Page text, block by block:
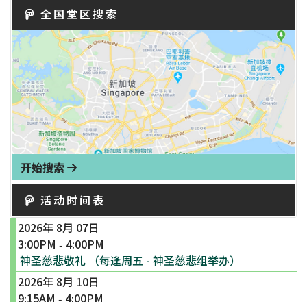
全国堂区搜索
开始搜索
活动时间表
2026年 8月 07日
3:00PM - 4:00PM
神圣慈悲敬礼 （每逢周五 - 神圣慈悲组举办）
2026年 8月 10日
9:15AM - 4:00PM